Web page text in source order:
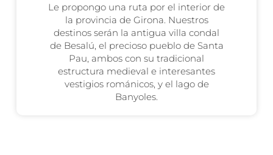
Le propongo una ruta por el interior de
la provincia de Girona. Nuestros
destinos serán la antigua villa condal
de Besalú, el precioso pueblo de Santa
Pau, ambos con su tradicional
estructura medieval e interesantes
vestigios románicos, y el lago de
Banyoles.